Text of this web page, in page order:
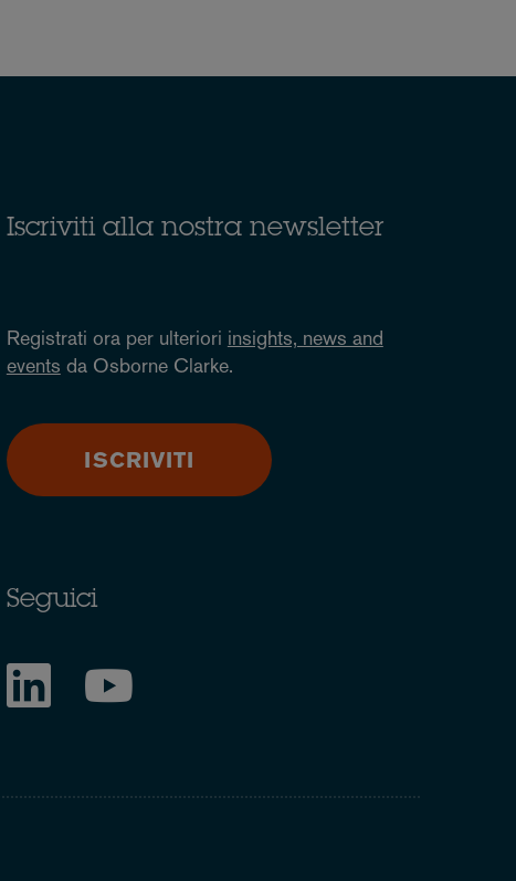
Iscriviti alla nostra newsletter
Registrati ora per ulteriori insights, news and
events da Osborne Clarke.
ISCRIVITI
Seguici